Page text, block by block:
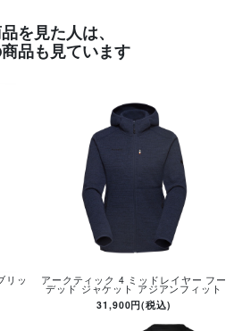
を見た人は、
品も見ています
リッ アークティック 4 ミッドレイヤー フー
デッド ジャケット アジアンフィット
31,900円(税込)